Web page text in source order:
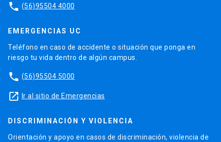
phone (56)95504 4000
EMERGENCIAS UC
Teléfono en caso de accidente o situación que ponga en
riesgo tu vida dentro de algún campus.
phone (56)95504 5000
launch Ir al sitio de Emergencias
DISCRIMINACIÓN Y VIOLENCIA
Orientación y apoyo en casos de discriminación, violencia de